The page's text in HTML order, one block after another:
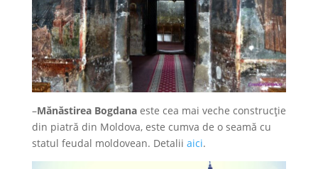
–Mănăstirea Bogdanaeste cea mai veche construcție
din piatră din Moldova, este cumva de o seamă cu
statul feudal moldovean. Detalii aici.